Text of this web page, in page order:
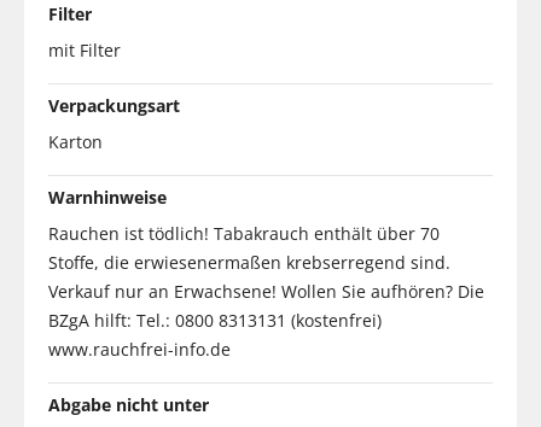
Filter
mit Filter
Verpackungsart
Karton
Warnhinweise
Rauchen ist tödlich! Tabakrauch enthält über 70
Stoffe, die erwiesenermaßen krebserregend sind.
Verkauf nur an Erwachsene! Wollen Sie aufhören? Die
BZgA hilft: Tel.: 0800 8313131 (kostenfrei)
www.rauchfrei-info.de
Abgabe nicht unter